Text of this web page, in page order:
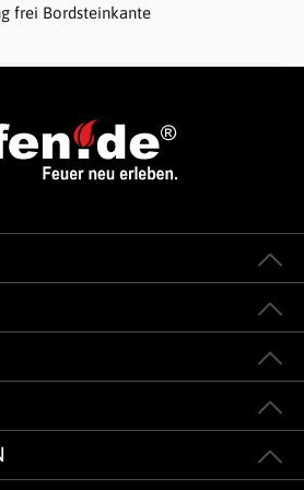
frei Bordsteinkante